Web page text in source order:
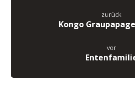
zurück
Kongo
vor